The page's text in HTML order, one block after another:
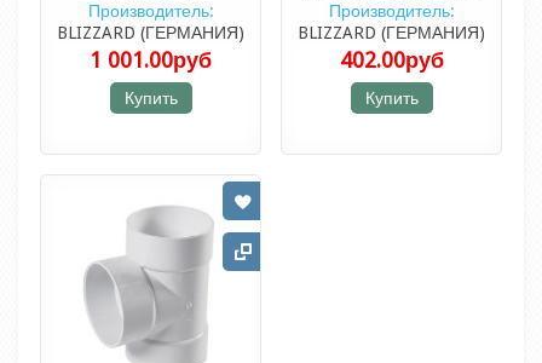
Производитель:
BLIZZARD (ГЕРМАНИЯ)
1 001.00руб
Купить
Производитель:
BLIZZARD (ГЕРМАНИЯ)
402.00руб
Купить